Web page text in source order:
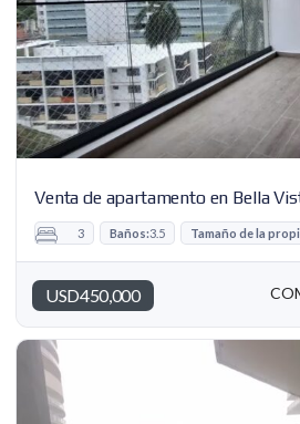
Venta de apartamento en Bella
USD450,000
3 Baños:3.5 Tamaño de la